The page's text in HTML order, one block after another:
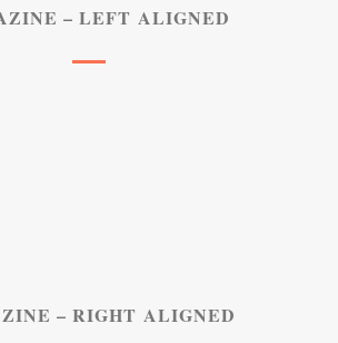
– LEFT ALIGNED
– RIGHT ALIGNED